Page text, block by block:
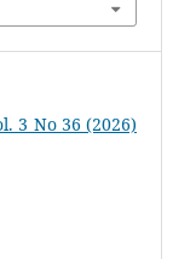
3 No 36 (2026)